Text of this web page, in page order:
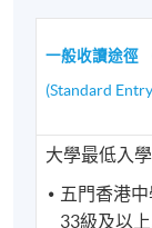
您必須學習
識都涵蓋在法
在取得倫敦
學院的校友
業資格。港
一般收讀途徑
(Standard
大學最低入學
五門香港
33級及以